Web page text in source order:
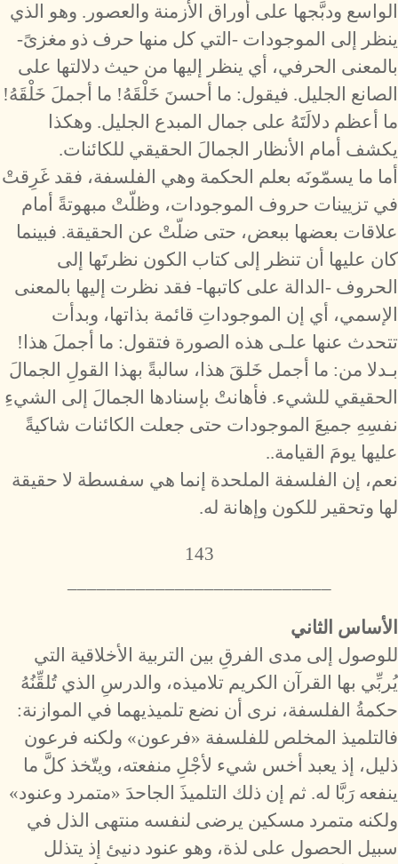
الواسع ودبَّجها على أوراق الأزمنة والعصور. وهو الذي
ينظر إلى الموجودات -التي كل منها حرف ذو مغزىً-
بالمعنى الحرفي، أي ينظر إليها من حيث دلالتها على
الصانع الجليل. فيقول: ما أحسنَ خَلْقَهُ! ما أجملَ خَلْقَهُ!
ما أعظم دلالَتَهُ على جمال المبدع الجليل. وهكذا
يكشف أمام الأنظار الجمالَ الحقيقي للكائنات.
أما ما يسمّونَه بعلم الحكمة وهي الفلسفة، فقد غَرِقتْ
في تزيينات حروف الموجودات، وظلّتْ مبهوتةً أمام
علاقات بعضها ببعض، حتى ضلّتْ عن الحقيقة. فبينما
كان عليها أن تنظر إلى كتاب الكون نظرتَها إلى
الحروف -الدالة على كاتبها- فقد نظرت إليها بالمعنى
الإسمي، أي إن الموجوداتِ قائمة بذاتها، وبدأت
تتحدث عنها علـى هذه الصورة فتقول: ما أجملَ هذا!
بـدلا من: ما أجمل خَلقَ هذا، سالبةً بهذا القولِ الجمالَ
الحقيقي للشيء. فأهانتْ بإسنادها الجمالَ إلى الشيءِ
نفسِهِ جميعَ الموجودات حتى جعلت الكائنات شاكيةً
عليها يومَ القيامة..
نعم، إن الفلسفة الملحدة إنما هي سفسطة لا حقيقة
لها وتحقير للكون وإهانة له.
143
الأساس الثاني
للوصول إلى مدى الفرقِ بين التربية الأخلاقية التي
يُربِّي بها القرآن الكريم تلاميذه، والدرسِ الذي تُلقِّنُهُ
حكمةُ الفلسفة، نرى أن نضع تلميذيهما في الموازنة:
فالتلميذ المخلص للفلسفة «فرعون» ولكنه فرعون
ذليل، إذ يعبد أخس شيء لأجْلِ منفعته، ويتّخذ كلَّ ما
ينفعه رَبَّا له. ثم إن ذلك التلميذَ الجاحدَ «متمرد وعنود»
ولكنه متمرد مسكين يرضى لنفسه منتهى الذل في
سبيل الحصول على لذة، وهو عنود دنيئ إذ يتذلل